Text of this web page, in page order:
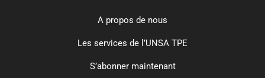
A propos de nous
Les services de l’UNSA TPE
S’abonner maintenant